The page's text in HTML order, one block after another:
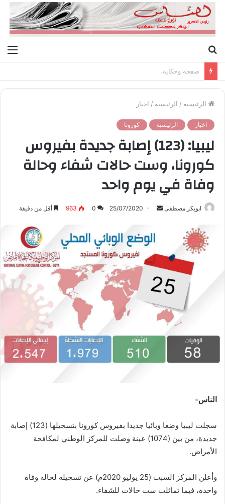
عن
صفحة وحكاية،
الرئيسية / الرئيسية / اخبار
اخبار الرئيسية كورونا
ليبيا: (123) إصابة جديدة بفيروس
كورونا، وست حالات شفاء وحالة
وفاة في يوم واحد
ابوبكر مصطفى
س
ل
ب
ر
ي
د
ا
ر
25/07/2020
0
963 أقل من دقيقة
الناس-
سجلت ليبيا وضعا وبائيا جديدا بفيروس كورونا بتسجيلها (123) إصابة
جديدة، من بين (1074) عينة وصلت للمركز الوطني لمكافحة
الأمراض.
وأعلن المركز السبت (25 يوليو 2020م) عن تسجيله لحالة وفاة
واحدة، فيما تماثلت ست حالات للشفاء.